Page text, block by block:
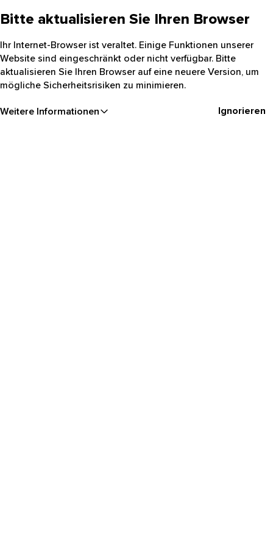
Bitte aktualisieren Sie Ihren Browser
Ihr Internet-Browser ist veraltet. Einige Funktionen unserer
Website sind eingeschränkt oder nicht verfügbar. Bitte
aktualisieren Sie Ihren Browser auf eine neuere Version, um
mögliche Sicherheitsrisiken zu minimieren.
Weitere Informationen Ignorieren